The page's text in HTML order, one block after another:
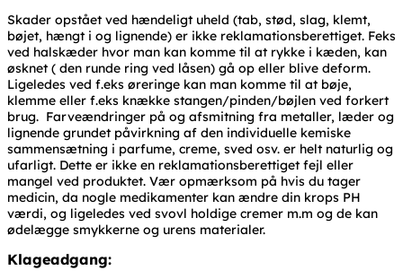
Skader opstået ved hændeligt uheld (tab, stød, slag, klemt,
bøjet, hængt i og lignende) er ikke reklamationsberettiget. Feks
ved halskæder hvor man kan komme til at rykke i kæden, kan
øsknet ( den runde ring ved låsen) gå op eller blive deform.
Ligeledes ved f.eks øreringe kan man komme til at bøje,
klemme eller f.eks knække stangen/pinden/bøjlen ved forkert
brug. Farveændringer på og afsmitning fra metaller, læder og
lignende grundet påvirkning af den individuelle kemiske
sammensætning i parfume, creme, sved osv. er helt naturlig og
ufarligt. Dette er ikke en reklamationsberettiget fejl eller
mangel ved produktet. Vær opmærksom på hvis du tager
medicin, da nogle medikamenter kan ændre din krops PH
værdi, og ligeledes ved svovl holdige cremer m.m og de kan
ødelægge smykkerne og urens materialer.
Klageadgang: